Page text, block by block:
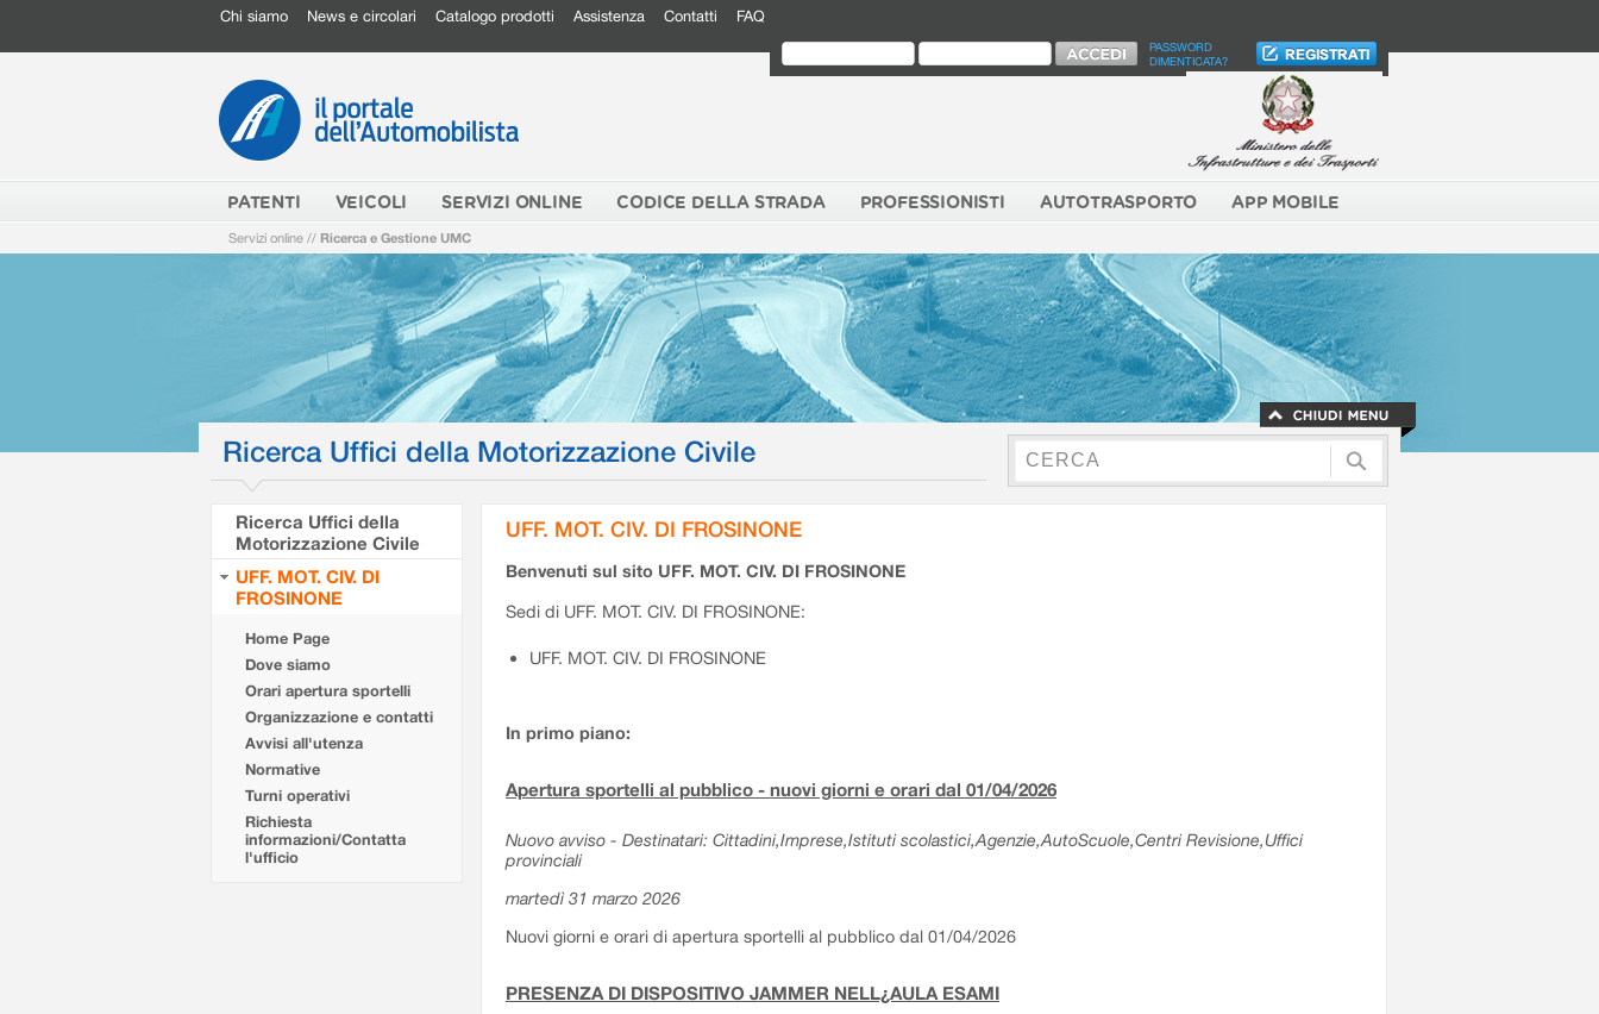
Chi siamo News e circolari Catalogo prodotti Assistenza Contatti FAQ
PASSWORD
DIMENTICATA?
PATENTI VEICOLI SERVIZI ONLINE CODICE DELLA STRADA PROFESSIONISTI AUTOTRASPORTO APP MOBILE
Servizi online // Ricerca e Gestione UMC
Ricerca Uffici della Motorizzazione Civile
Ricerca Uffici della
Motorizzazione Civile
UFF. MOT. CIV. DI
FROSINONE
Home Page
Dove siamo
Orari apertura sportelli
Organizzazione e contatti
Avvisi all'utenza
Normative
Turni operativi
Richiesta
informazioni/Contatta
l'ufficio
UFF. MOT. CIV. DI FROSINONE
Benvenuti sul sito UFF. MOT. CIV. DI FROSINONE
Sedi di UFF. MOT. CIV. DI FROSINONE:
UFF. MOT. CIV. DI FROSINONE
In primo piano:
Apertura sportelli al pubblico - nuovi giorni e orari dal 01/04/2026
Nuovo avviso - Destinatari: Cittadini,Imprese,Istituti scolastici,Agenzie,AutoScuole,Centri Revisione,Uffici
provinciali
martedì 31 marzo 2026
Nuovi giorni e orari di apertura sportelli al pubblico dal 01/04/2026
PRESENZA DI DISPOSITIVO JAMMER NELL¿AULA ESAMI